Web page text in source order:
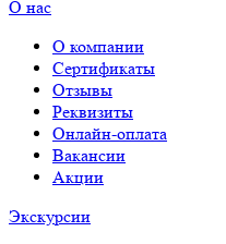
О нас
О компании
Сертификаты
Отзывы
Реквизиты
Онлайн-оплата
Вакансии
Акции
Экскурсии